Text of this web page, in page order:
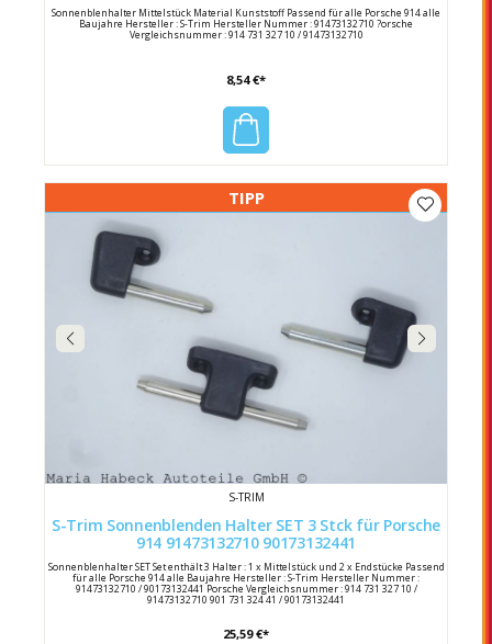
Sonnenblenhalter Mittelstück Material Kunststoff Passend für alle Porsche 914 alle
Baujahre Hersteller : S-Trim Hersteller Nummer : 91473132710 ?orsche
Vergleichsnummer : 914 731 327 10 / 91473132710
8,54 €*
TIPP
S-TRIM
S-Trim Sonnenblenden Halter SET 3 Stck für Porsche
914 91473132710 90173132441
Sonnenblenhalter SET Set enthält 3 Halter : 1 x Mittelstück und 2 x Endstücke Passend
für alle Porsche 914 alle Baujahre Hersteller : S-Trim Hersteller Nummer :
91473132710 / 90173132441 Porsche Vergleichsnummer : 914 731 327 10 /
91473132710 901 731 324 41 / 90173132441
25,59 €*